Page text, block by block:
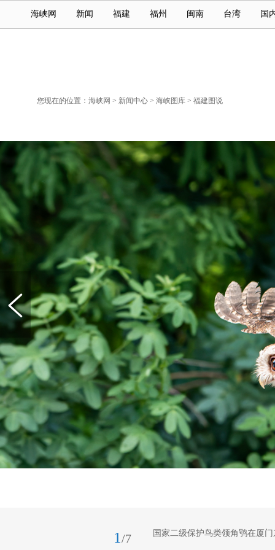
海峡网 新闻 福建 福州 闽南 台湾 国
您现在的位置： 海峡网 > 新闻中心 > 海峡图库 > 福建图说
1 /7 国家二级保护鸟类领角鸮在厦